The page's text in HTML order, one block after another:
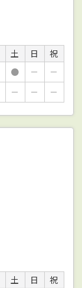
土 日
祝
● －
－
－ － －
土 日
祝